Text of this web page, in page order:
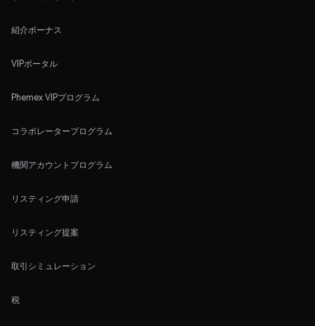
紹介ボーナス
VIPポータル
Phemex VIPプログラム
コラボレータープログラム
機関アカウントプログラム
リスティング申請
リスティング提案
取引シミュレーション
税